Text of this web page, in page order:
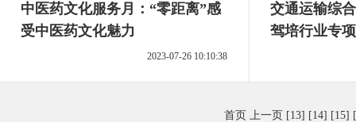
中医药文化服务月：“零距离”感
受中医药文化魅力
2023-07-26 10:10:38
交通运输综
驾培行业专
首页 上一页 [13] [14] [15]